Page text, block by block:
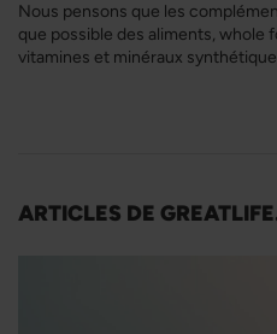
Nous pensons que les
que possible des aliments, whole
vitamines et minéraux
ARTICLES DE